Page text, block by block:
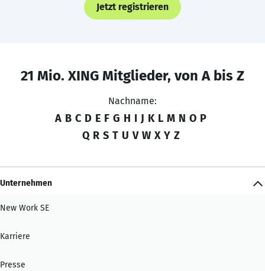
Jetzt registrieren
21 Mio. XING Mitglieder, von A bis Z
Nachname:
A B C D E F G H I J K L M N O P
Q R S T U V W X Y Z
Unternehmen
New Work SE
Karriere
Presse